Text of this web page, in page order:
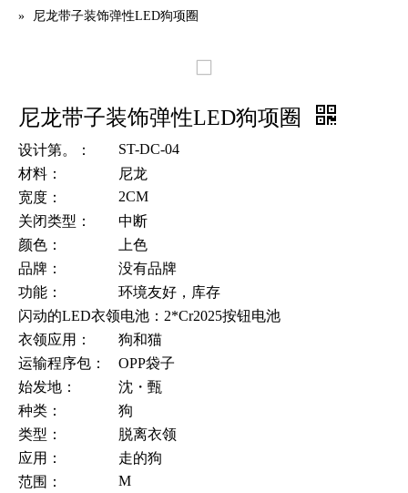
»
尼龙带子装饰弹性LED狗项圈
尼龙带子装饰弹性LED狗项圈
设计第。：
ST-DC-04
材料：
尼龙
宽度：
2CM
关闭类型：
中断
颜色：
上色
品牌：
没有品牌
功能：
环境友好，库存
闪动的LED衣领电池： 2*Cr2025按钮电池
衣领应用：
狗和猫
运输程序包：
OPP袋子
始发地：
沈・甄
种类：
狗
类型：
脱离衣领
应用：
走的狗
范围：
M